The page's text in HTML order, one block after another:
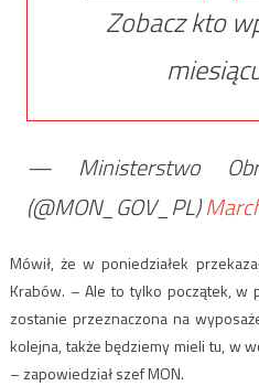
Zobacz kto
— Ministerstwo
(@MON_GOV_PL)
Mówił, że w poniedziałek
Krabów. – Ale to tylko początek, w
zostanie przeznaczona na
kolejna, także będziemy mieli tu, w
– zapowiedział szef MON.